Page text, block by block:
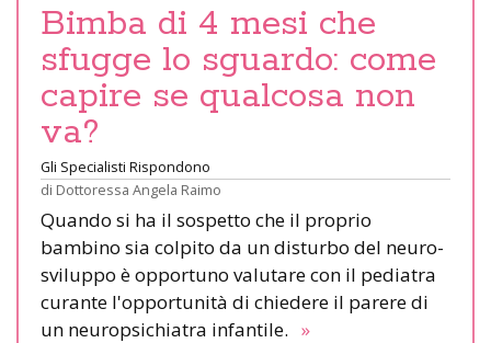
Bimba di 4 mesi che
sfugge lo sguardo: come
capire se qualcosa non
va?
Gli Specialisti Rispondono
di Dottoressa Angela Raimo
Quando si ha il sospetto che il proprio
bambino sia colpito da un disturbo del neuro-
sviluppo è opportuno valutare con il pediatra
curante l'opportunità di chiedere il parere di
un neuropsichiatra infantile. »